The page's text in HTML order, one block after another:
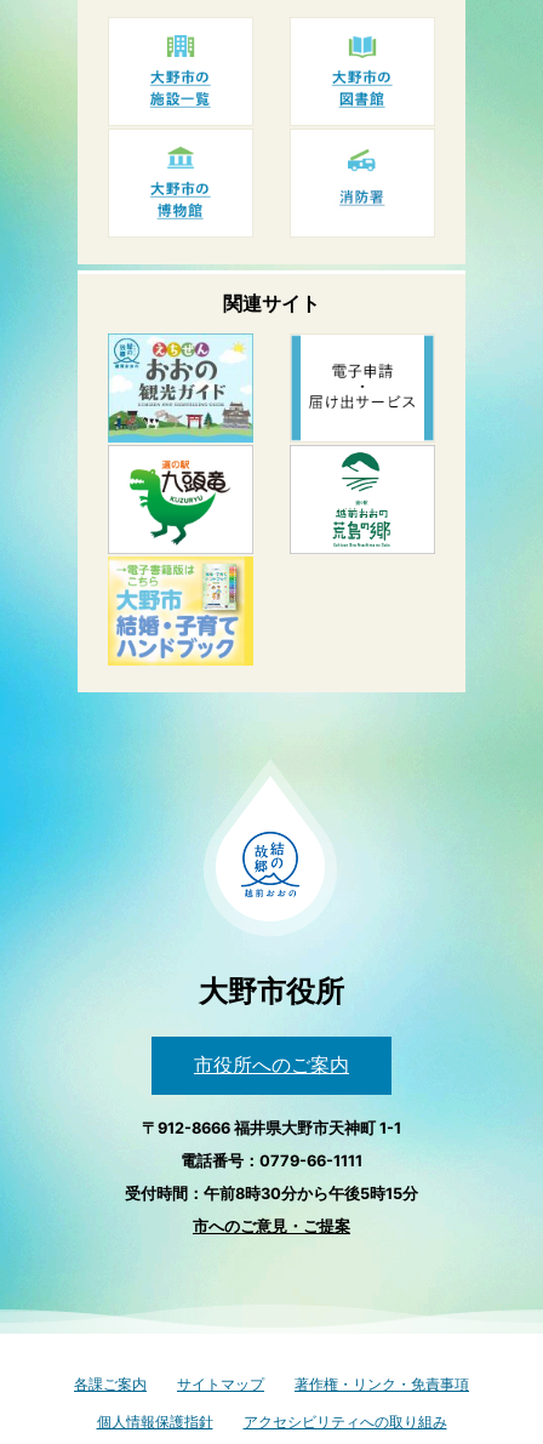
関連サイト
大野市役所
市役所へのご案内
〒912-8666 福井県大野市天神町 1-1
電話番号：0779-66-1111
受付時間：午前8時30分から午後5時15分
市へのご意見・ご提案
各課ご案内 サイトマップ 著作権・リンク・免責事項
個人情報保護指針 アクセシビリティへの取り組み